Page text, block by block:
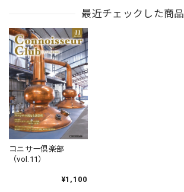
最近チェックした商品
コニサー倶楽部
（vol.11）
¥1,100